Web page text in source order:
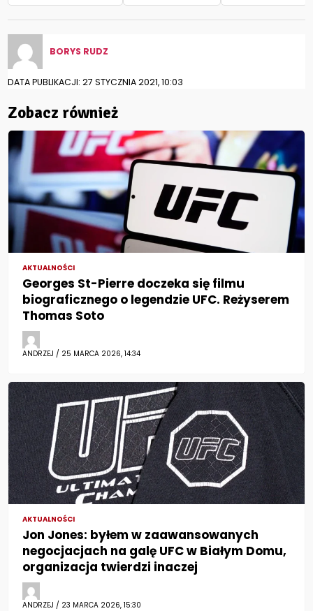
BORYS RUDZ
DATA PUBLIKACJI: 27 STYCZNIA 2021, 10:03
Zobacz również
AKTUALNOŚCI
Georges St-Pierre doczeka się filmu
biograficznego o legendzie UFC. Reżyserem
Thomas Soto
ANDRZEJ / 25 MARCA 2026, 14:34
AKTUALNOŚCI
Jon Jones: byłem w zaawansowanych
negocjacjach na galę UFC w Białym Domu,
organizacja twierdzi inaczej
ANDRZEJ / 23 MARCA 2026, 15:30